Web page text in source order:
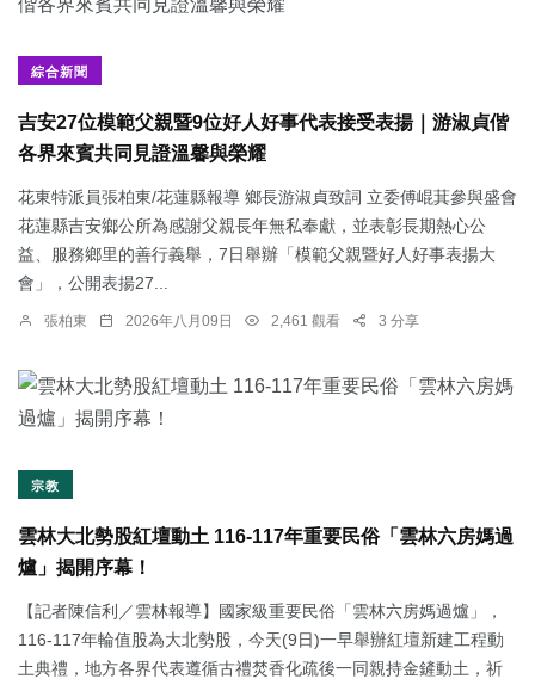
綜合新聞
吉安27位模範父親暨9位好人好事代表接受表揚｜游淑貞偕
各界來賓共同見證溫馨與榮耀
花東特派員張柏東/花蓮縣報導 鄉長游淑貞致詞 立委傅崐萁參與盛會
花蓮縣吉安鄉公所為感謝父親長年無私奉獻，並表彰長期熱心公
益、服務鄉里的善行義舉，7日舉辦「模範父親暨好人好事表揚大
會」，公開表揚27...
張柏東 2026年八月09日 2,461 觀看 3 分享
宗教
雲林大北勢股紅壇動土 116-117年重要民俗「雲林六房媽過
爐」揭開序幕！
【記者陳信利／雲林報導】國家級重要民俗「雲林六房媽過爐」，
116-117年輪值股為大北勢股，今天(9日)一早舉辦紅壇新建工程動
土典禮，地方各界代表遵循古禮焚香化疏後一同親持金鏟動土，祈